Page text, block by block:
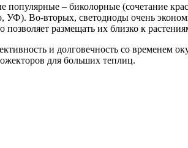
– биколорные (сочетание
УФ). Во-вторых, светодиоды очень
размещать их близко к
и долговечность со временем
для больших теплиц.